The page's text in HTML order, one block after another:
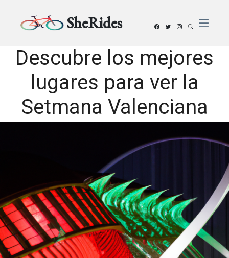
SheRides
Descubre los mejores
lugares para ver la
Setmana Valenciana